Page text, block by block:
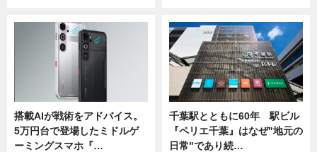
搭載AIが戦術をアドバイス。
5万円台で登場したミドルゲ
ーミングスマホ『…
千葉駅とともに60年 駅ビル
『ペリエ千葉』はなぜ"地元の
日常"であり続…